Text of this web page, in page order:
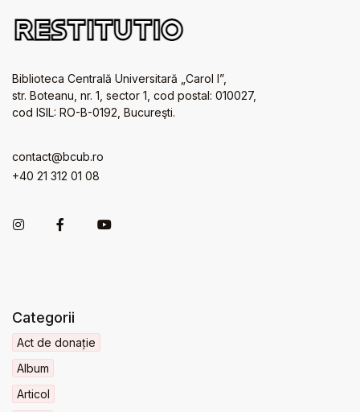
Biblioteca Centrală Universitară „Carol I”,
str. Boteanu, nr. 1, sector 1, cod postal: 010027,
cod ISIL: RO-B-0192, Bucureşti.
contact@bcub.ro
+40 21 312 01 08
Categorii
Act de donație
Album
Articol